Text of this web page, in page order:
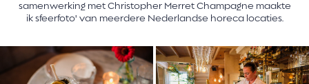
samenwerking met Christopher Merret Champagne maakte
ik sfeerfoto' van meerdere Nederlandse horeca locaties.